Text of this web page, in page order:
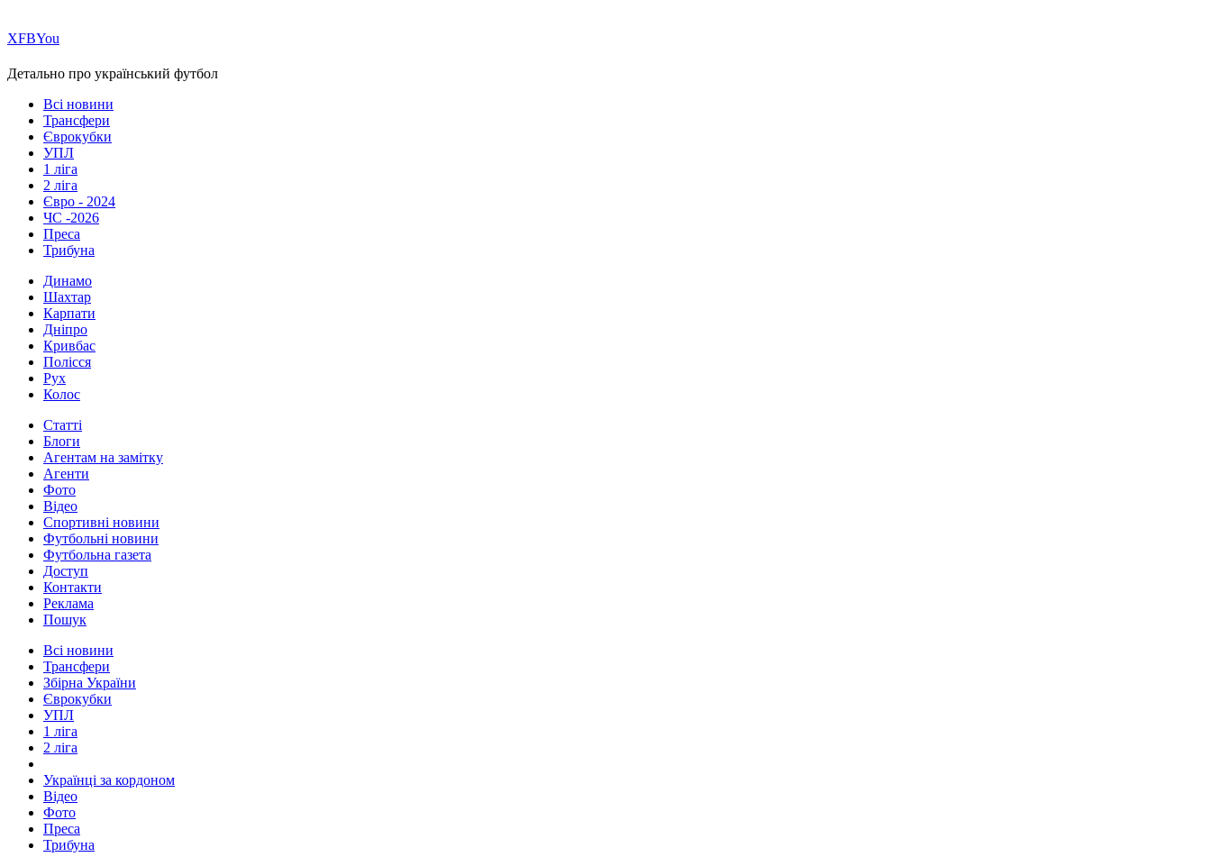
ХFBYou
Детально про український футбол
Всі новини
Трансфери
Єврокубки
УПЛ
1 ліга
2 ліга
Євро - 2024
ЧС -2026
Преса
Трибуна
Динамо
Шахтар
Карпати
Дніпро
Кривбас
Полісся
Рух
Колос
Статті
Блоги
Агентам на замітку
Агенти
Фото
Відео
Спортивні новини
Футбольні новини
Футбольна газета
Доступ
Контакти
Реклама
Пошук
Всі новини
Трансфери
Збірна України
Єврокубки
УПЛ
1 ліга
2 ліга
Українці за кордоном
Відео
Фото
Преса
Трибуна